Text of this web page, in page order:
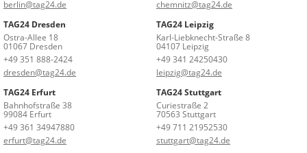
berlin@tag24.de
chemnitz@tag24.de
TAG24 Dresden
Ostra-Allee 18
01067 Dresden
+49 351 888-2424
dresden@tag24.de
TAG24 Leipzig
Karl-Liebknecht-Straße 8
04107 Leipzig
+49 341 24250430
leipzig@tag24.de
TAG24 Erfurt
Bahnhofstraße 38
99084 Erfurt
+49 361 34947880
erfurt@tag24.de
TAG24 Stuttgart
Curiestraße 2
70563 Stuttgart
+49 711 21952530
stuttgart@tag24.de